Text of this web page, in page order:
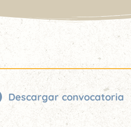
Descargar convocatoria